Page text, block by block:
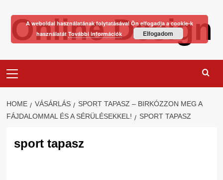
contentOnline Design
Menu
HOME VÁSÁRLÁS
SPORT TAPASZ – BIRKÓZZON MEG A
FÁJDALOMMAL ÉS A SÉRÜLÉSEKKEL!
SPORT TAPASZ
sport tapasz
A weboldal használatának folytatásával Ön elfogadja a cookie-k
használatát További információk Elfogadom